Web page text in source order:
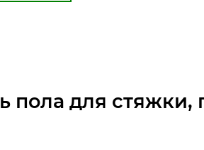
пола для стяжки,